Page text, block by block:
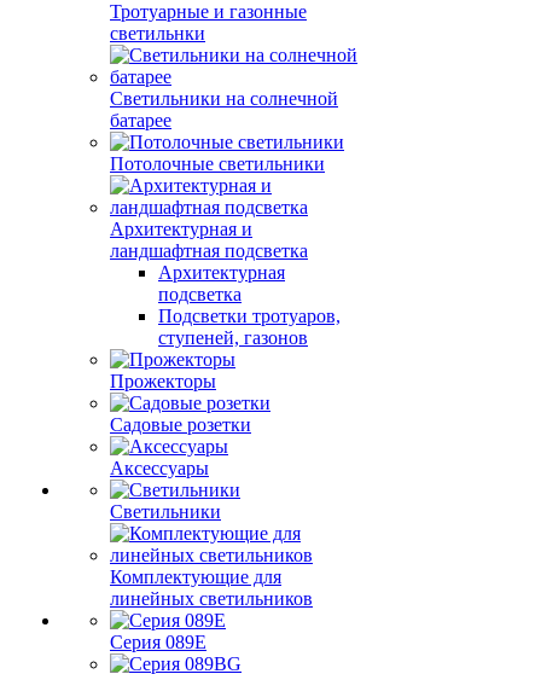
Тротуарные и газонные
светильнки
Светильники на солнечной
батарее
Потолочные светильники
Архитектурная и
ландшафтная подсветка
Архитектурная
подсветка
Подсветки тротуаров,
ступеней, газонов
Прожекторы
Садовые розетки
Аксессуары
Светильники
Комплектующие для
линейных светильников
Серия 089E